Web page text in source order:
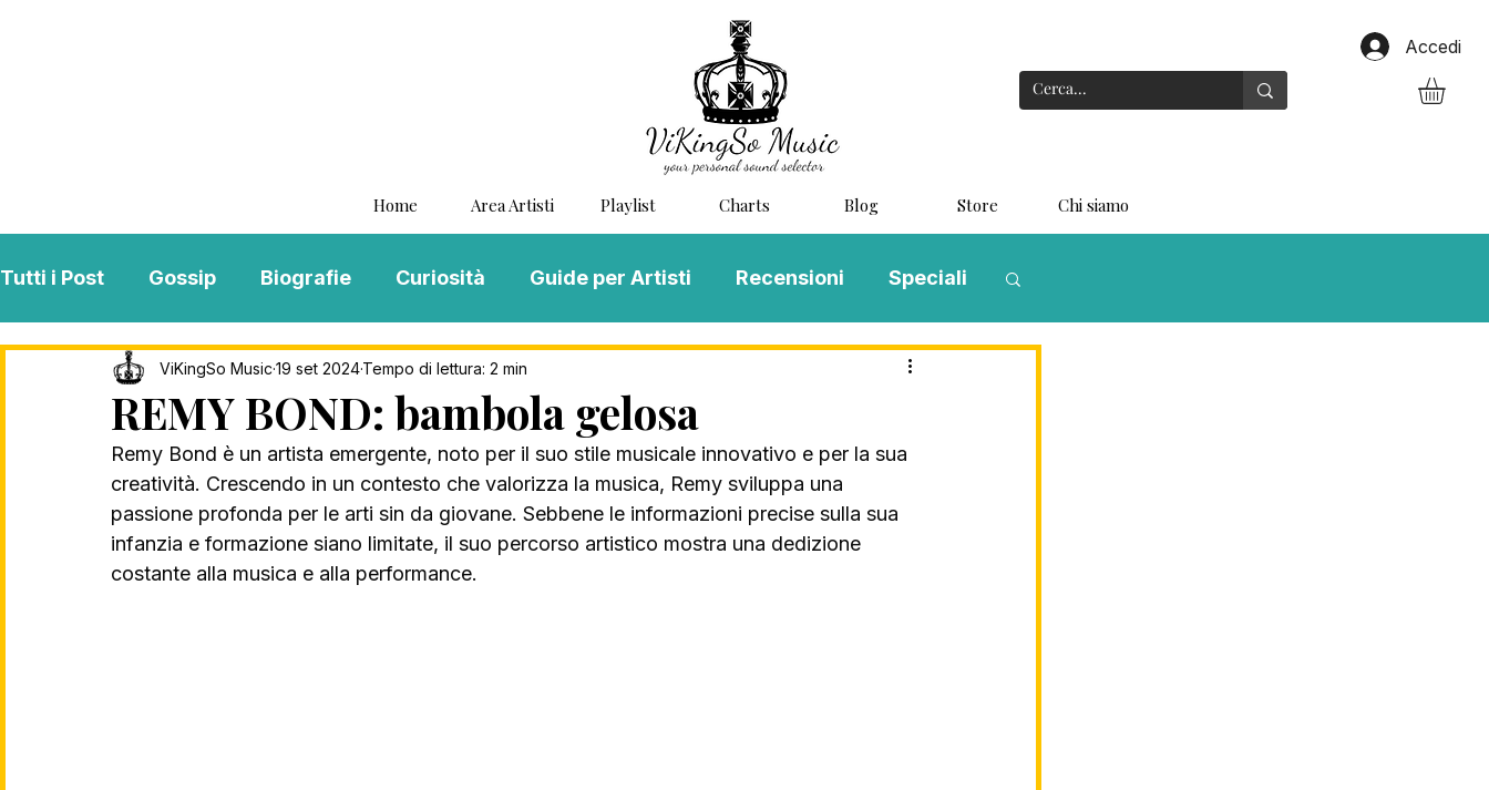
Accedi
Home Area Artisti Playlist Charts Blog Store Chi siamo
Tutti i Post Gossip Biografie Curiosità Guide per Artisti Recensioni Speciali
Interviste ViKingSo Music MENTAL BLOG MUSIC
Song Of The Week Charts Playlist
REMY BOND: bambola gelosa
ViKingSo Music 19 set 2024Tempo di lettura: 2 min
Remy Bond è un artista emergente, noto per il suo stile musicale innovativo e per la sua
creatività. Crescendo in un contesto che valorizza la musica, Remy sviluppa una
passione profonda per le arti sin da giovane. Sebbene le informazioni precise sulla sua
infanzia e formazione siano limitate, il suo percorso artistico mostra una dedizione
costante alla musica e alla performance.